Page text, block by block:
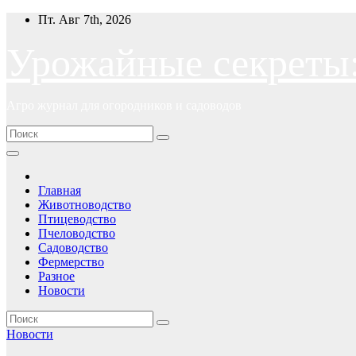
ПерейтиПт. Авг 7th, 2026
Главная
Животноводство
Птицеводство
Пчеловодство
Садоводство
Фермерство
Разное
Новости
Новости